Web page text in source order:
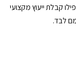
קבלת ייעוץ מקצועי
לבד.